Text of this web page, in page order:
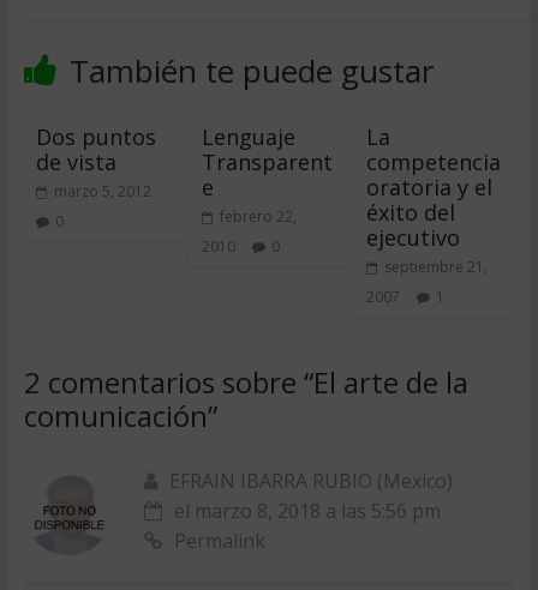
También te puede gustar
Dos puntos
de vista
marzo 5, 2012
0
Lenguaje
Transparent
e
febrero 22,
2010
0
La
competencia
oratoria y el
éxito del
ejecutivo
septiembre 21,
2007
1
2 comentarios sobre “El arte de la
comunicación”
EFRAIN IBARRA RUBIO (Mexico)
el marzo 8, 2018 a las 5:56 pm
Permalink